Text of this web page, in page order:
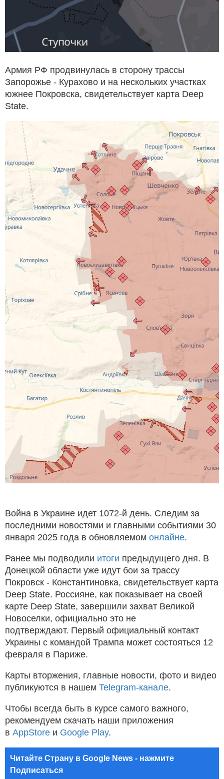
Армия РФ продвинулась в сторону трассы
Запорожье - Курахово и на нескольких участках
южнее Покровска, свидетельствует карта Deep
State.
Война в Украине идет 1072-й день. Следим за
последними новостями и главными событиями 30
января 2025 года в обновляемом онлайне.
Ранее мы подводили итоги предыдущего дня. В
Донецкой области уже идут бои за трассу
Покровск - Константиновка, свидетельствует карта
Deep State. Россияне, как показывает на своей
карте Deep State, завершили захват Великой
Новоселки, официально это не
подтверждают. Первый официальный контакт
Украины с командой Трампа может состояться 12
февраля в Париже.
Карты вторжения, главные новости, фото и видео
публикуются в нашем Telegram-канале.
Чтобы всегда быть в курсе самого важного,
рекомендуем скачать наши приложения
в AppStore и Google Play.
Читайте Страну в Google News - нажмите
Подписаться